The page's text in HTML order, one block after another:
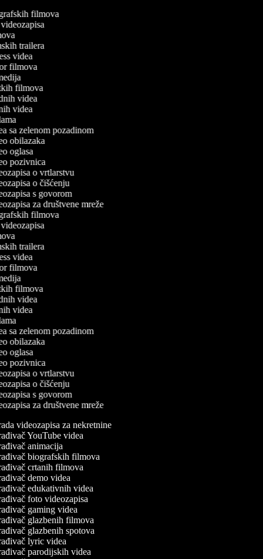
filmova
videozapisa
trailera
videa
filmova
filmova
videa
videa
sa zelenom pozadinom
obilazaka
oglasa
pozivnica
o vrtlarstvu
o čišćenju
s govorom
za društvene mreže
filmova
videozapisa
trailera
videa
filmova
filmova
videa
videa
sa zelenom pozadinom
obilazaka
oglasa
pozivnica
o vrtlarstvu
o čišćenju
s govorom
za društvene mreže
videozapisa za nekretnine
YouTube videa
animacija
biografskih filmova
crtanih filmova
demo videa
edukativnih videa
foto videozapisa
gaming videa
glazbenih filmova
glazbenih spotova
lyric videa
parodijskih videa